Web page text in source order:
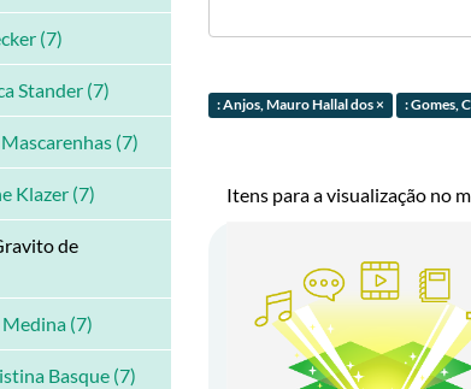
(7)
Stander (7)
(7)
Klazer (7)
de
(7)
Basque (7)
: Anjos, Mauro Hallal dos × : Gomes,
Itens para a visualização no